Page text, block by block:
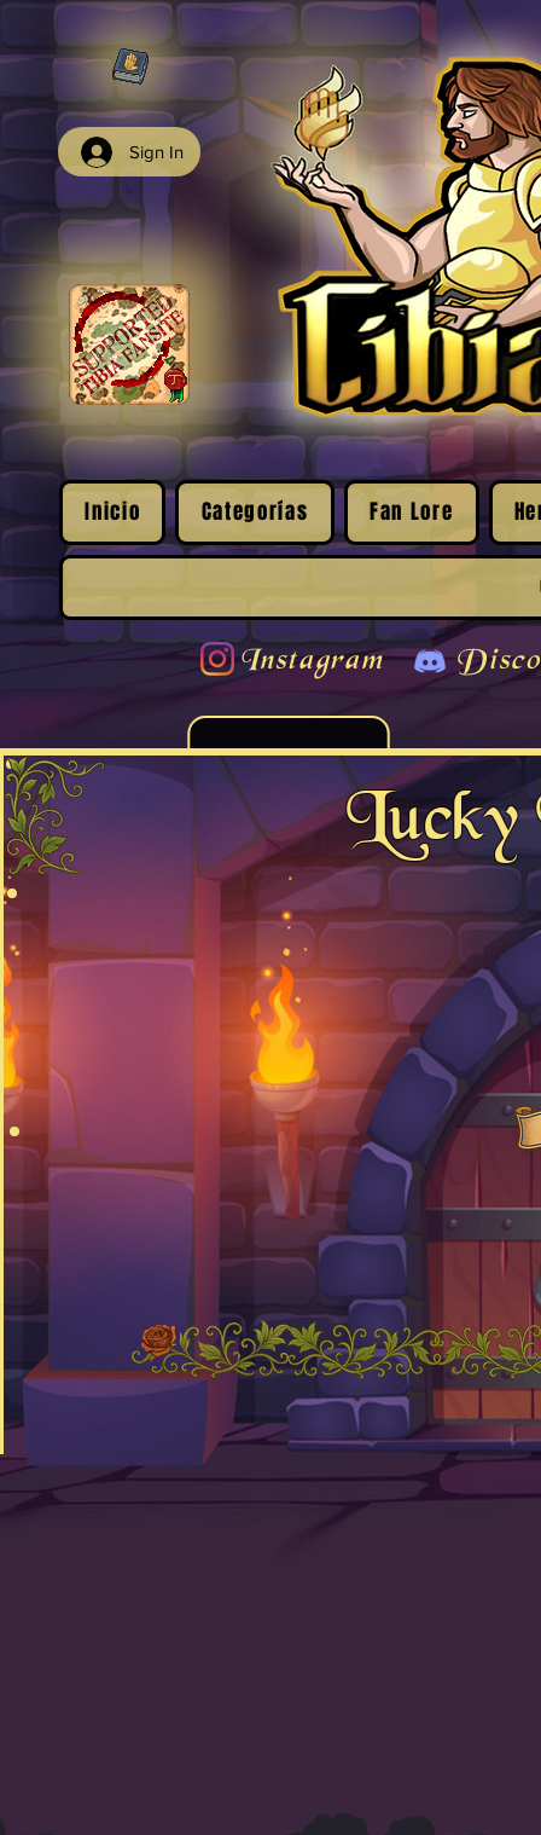
Sign In
Inicio Categorías Fan Lore
Instagram
Lucky